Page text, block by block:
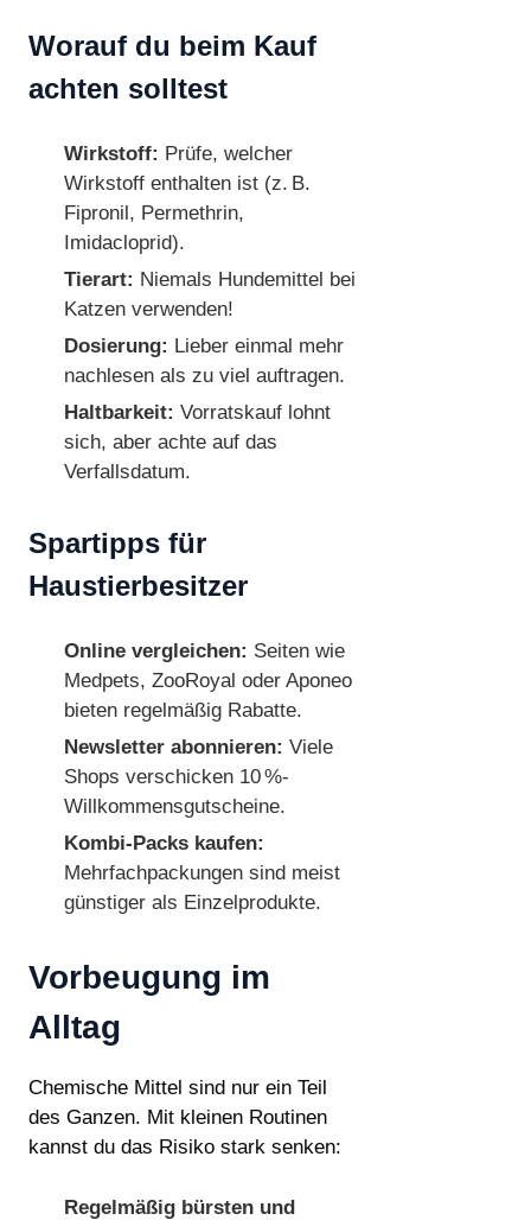
Worauf du beim Kauf
achten solltest
Wirkstoff: Prüfe, welcher
Wirkstoff enthalten ist (z. B.
Fipronil, Permethrin,
Imidacloprid).
Tierart: Niemals Hundemittel bei
Katzen verwenden!
Dosierung: Lieber einmal mehr
nachlesen als zu viel auftragen.
Haltbarkeit: Vorratskauf lohnt
sich, aber achte auf das
Verfallsdatum.
Spartipps für
Haustierbesitzer
Online vergleichen: Seiten wie
Medpets, ZooRoyal oder Aponeo
bieten regelmäßig Rabatte.
Newsletter abonnieren: Viele
Shops verschicken 10 %-
Willkommensgutscheine.
Kombi-Packs kaufen:
Mehrfachpackungen sind meist
günstiger als Einzelprodukte.
Vorbeugung im
Alltag
Chemische Mittel sind nur ein Teil
des Ganzen. Mit kleinen Routinen
kannst du das Risiko stark senken:
Regelmäßig bürsten und